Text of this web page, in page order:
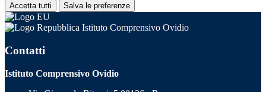
Accetta tutti Salva le preferenze
Istituto Comprensivo Ovidio
Contatti
Istituto Comprensivo Ovidio